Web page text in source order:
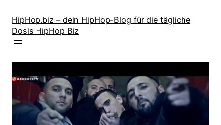
Inhalt
springen
HipHop.biz – dein HipHop-Blog für die tägliche
Dosis HipHop Biz